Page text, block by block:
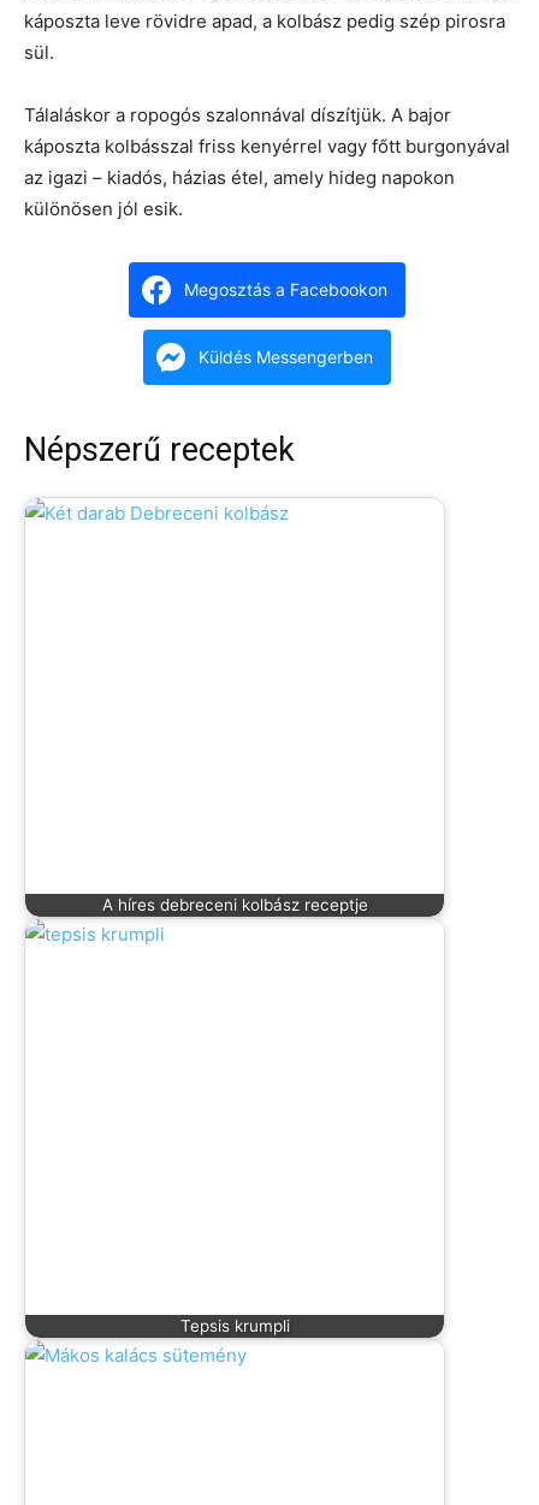
káposzta leve rövidre apad, a kolbász pedig szép pirosra
sül.
Tálaláskor a ropogós szalonnával díszítjük. A bajor
káposzta kolbásszal friss kenyérrel vagy főtt burgonyával
az igazi – kiadós, házias étel, amely hideg napokon
különösen jól esik.
Megosztás a Facebookon
Küldés Messengerben
Népszerű receptek
A híres debreceni kolbász receptje
Tepsis krumpli